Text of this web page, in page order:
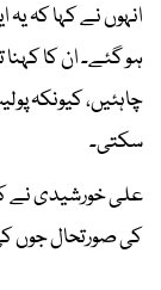
انہوں نے کہا کہ
ہو گئے۔ ان کا
چاہئیں، کیونکہ
سکتی۔
علی خورشیدی نے
کی صورتحال جوں